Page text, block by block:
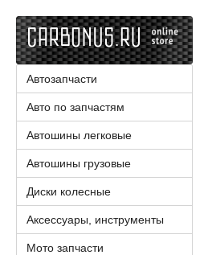
Автозапчасти
Авто по запчастям
Автошины легковые
Автошины грузовые
Диски колесные
Аксессуары, инструменты
Мото запчасти